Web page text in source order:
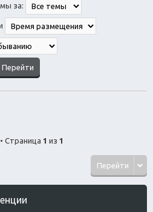
за:
Страница 1 из 1
Перейти